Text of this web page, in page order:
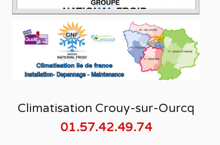
Climatisation Crouy-sur-Ourcq
01.57.42.49.74